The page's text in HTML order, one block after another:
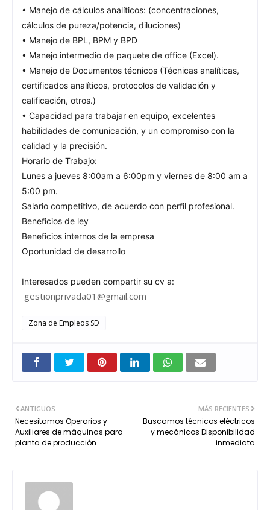
• Manejo de cálculos analíticos: (concentraciones,
cálculos de pureza/potencia, diluciones)
• Manejo de BPL, BPM y BPD
• Manejo intermedio de paquete de office (Excel).
• Manejo de Documentos técnicos (Técnicas analíticas,
certificados analíticos, protocolos de validación y
calificación, otros.)
• Capacidad para trabajar en equipo, excelentes
habilidades de comunicación, y un compromiso con la
calidad y la precisión.
Horario de Trabajo:
Lunes a jueves 8:00am a 6:00pm y viernes de 8:00 am a
5:00 pm.
Salario competitivo, de acuerdo con perfil profesional.
Beneficios de ley
Beneficios internos de la empresa
Oportunidad de desarrollo
Interesados pueden compartir su cv a:
gestionprivada01@gmail.com
Zona de Empleos SD
MÁS RECIENTES
Buscamos técnicos eléctricos
y mecánicos Disponibilidad
inmediata
ANTIGUOS
Necesitamos Operarios y
Auxiliares de máquinas para
planta de producción.